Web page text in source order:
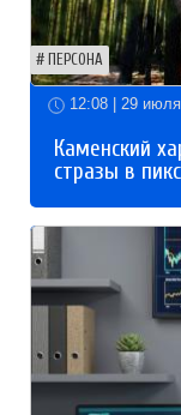
ПЕРСОНА
12:08 | 29 июля
Каменский
стразы в